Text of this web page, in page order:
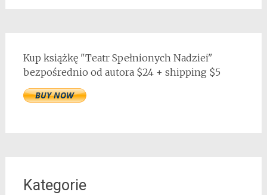
Kup książkę "Teatr Spełnionych Nadziei"
bezpośrednio od autora $24 + shipping $5
Kategorie